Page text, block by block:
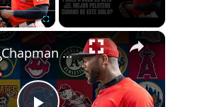
×
Aroldis Chapman vuelve a poner a Cuba en alto ¿Es el mejor pelotero cubano de este siglo?